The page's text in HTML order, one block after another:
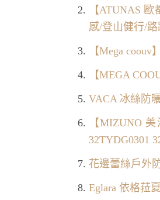
【ATUNAS
感/登山健行/
【Mega
【MEGA
VACA 冰絲防
【MIZUNO
32TYDG0301
花邊蕾絲戶外
Eglara 依格菈